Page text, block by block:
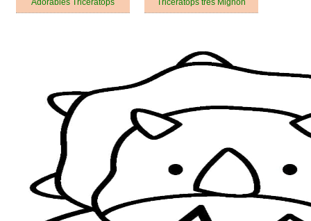
Adorables Tricératops Tricératops très Mignon